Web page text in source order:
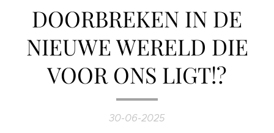
DOORBREKEN IN DE
NIEUWE WERELD DIE
VOOR ONS LIGT!?
30-06-2025